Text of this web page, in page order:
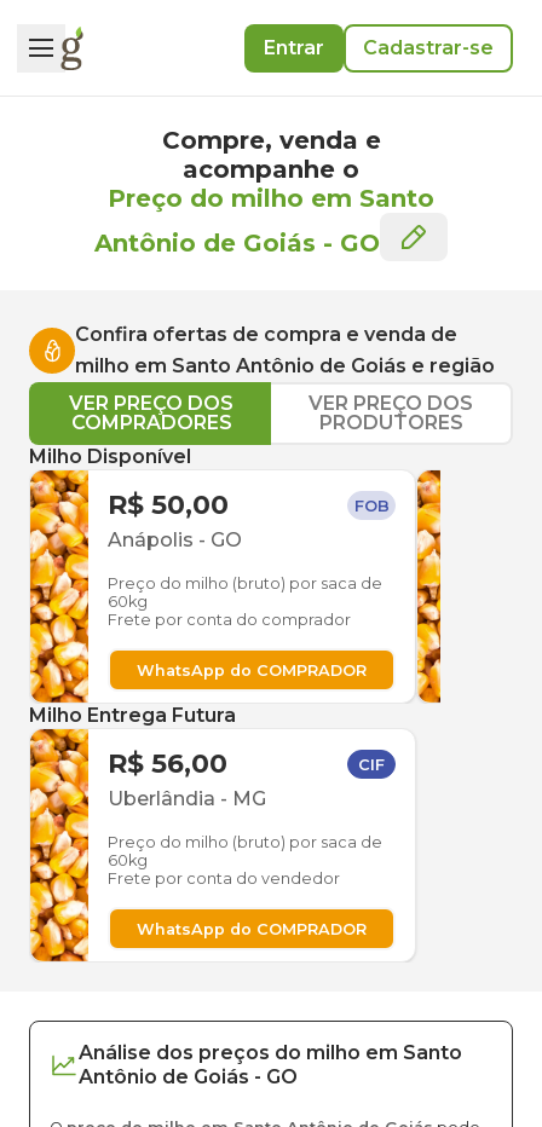
Entrar Cadastrar-se
Compre, venda e
acompanhe o
Preço do milho em Santo
Antônio de Goiás - GO
Confira ofertas de compra e venda de
milho em Santo Antônio de Goiás e região
VER PREÇO DOS
COMPRADORES
VER PREÇO DOS
PRODUTORES
Milho Disponível
R$ 50,00 FOB
Anápolis - GO
Preço do milho (bruto) por saca de
60kg
Frete por conta do comprador
WhatsApp do COMPRADOR
Milho Entrega Futura
R$ 56,00 CIF
Uberlândia - MG
Preço do milho (bruto) por saca de
60kg
Frete por conta do vendedor
WhatsApp do COMPRADOR
Análise dos preços do milho em Santo
Antônio de Goiás - GO